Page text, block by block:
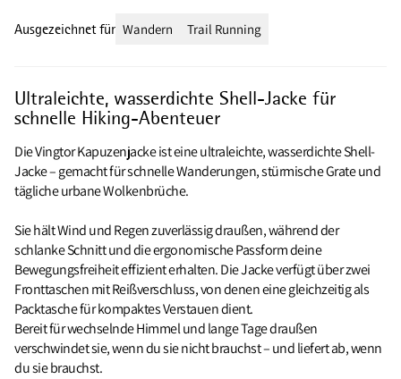
Ultraleichte, wasserdichte Shell-Jacke für
schnelle Hiking-Abenteuer
Die Vingtor Kapuzenjacke ist eine ultraleichte, wasserdichte Shell-
Jacke – gemacht für schnelle Wanderungen, stürmische Grate und
tägliche urbane Wolkenbrüche.
Sie hält Wind und Regen zuverlässig draußen, während der
schlanke Schnitt und die ergonomische Passform deine
Bewegungsfreiheit effizient erhalten. Die Jacke verfügt über zwei
Fronttaschen mit Reißverschluss, von denen eine gleichzeitig als
Packtasche für kompaktes Verstauen dient.
Bereit für wechselnde Himmel und lange Tage draußen
verschwindet sie, wenn du sie nicht brauchst – und liefert ab, wenn
du sie brauchst.
Ausgezeichnet für Wandern Trail Running